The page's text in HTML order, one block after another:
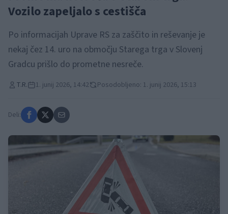
Vozilo zapeljalo s cestišča
Po informacijah Uprave RS za zaščito in reševanje je
nekaj čez 14. uro na območju Starega trga v Slovenj
Gradcu prišlo do prometne nesreče.
T.R. 1. junij 2026, 14:42 Posodobljeno: 1. junij 2026, 15:13
Deli: